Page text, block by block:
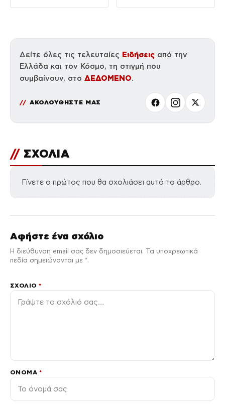
Δείτε όλες τις τελευταίες Ειδήσεις από την
Ελλάδα και τον Κόσμο, τη στιγμή που
συμβαίνουν, στο ΔΕΔΟΜΕΝΟ.
ΑΚΟΛΟΥΘΗΣΤΕ ΜΑΣ
// ΣΧΟΛΙΑ
Γίνετε ο πρώτος που θα σχολιάσει αυτό το άρθρο.
Αφήστε ένα σχόλιο
Η διεύθυνση email σας δεν δημοσιεύεται. Τα υποχρεωτικά
πεδία σημειώνονται με *.
ΣΧΌΛΙΟ*
ΌΝΟΜΑ *